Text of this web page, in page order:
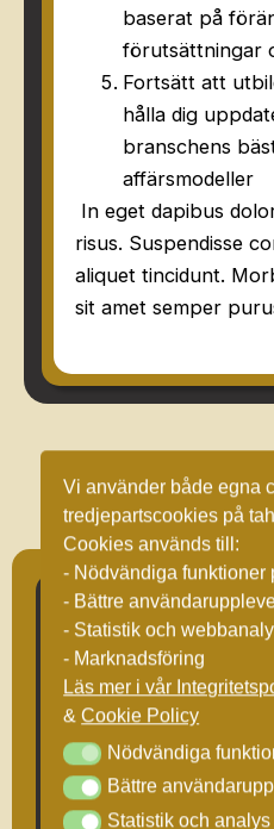
baserat på
förutsättningar
Fortsätt att
hålla dig
branschens
affärsmodeller
In eget dapibus
risus. Suspendisse
aliquet tincidunt.
sit amet semper
Frågor
Hur gör man en
Definiera din
Hur skriver man en
affärsplan?
Kan Tahr Kontroll
Vi använder både egna
tredjepartscookies på
Cookies används till:
- Nödvändiga funktioner
- Bättre
- Statistik och
- Marknadsföring
Läs mer i vår
&Cookie Policy
Nödvändiga funktioner
Nödvändiga
Bättre användarupplevelse
Bättre
Statistik och analys
Statistik och analys